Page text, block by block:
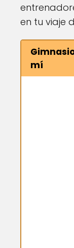
en tu viaje
mí